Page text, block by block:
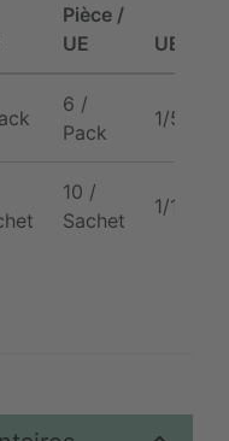
Pièce /
UE
UE
6 /
Pack
1/50
10 /
Sachet
1/10/